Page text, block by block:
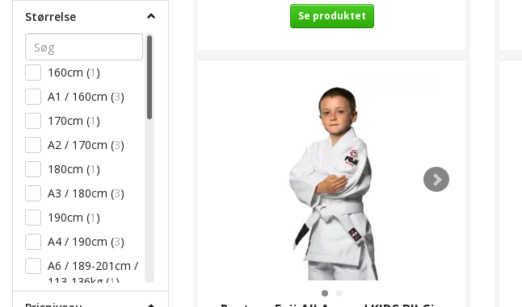
Størrelse
160cm (1 )
A1 / 160cm (3)
170cm (1 )
A2 / 170cm (3)
180cm (1 )
A3 / 180cm (3)
190cm (1 )
A4 / 190cm (3)
A6 / 189-201cm /
113-136kg (1 )
Se produktet